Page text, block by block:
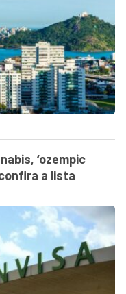
‘ozempic
a lista